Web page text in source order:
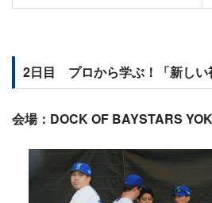
2日目 プロから学ぶ！「新しい
会場：DOCK OF BAYSTARS